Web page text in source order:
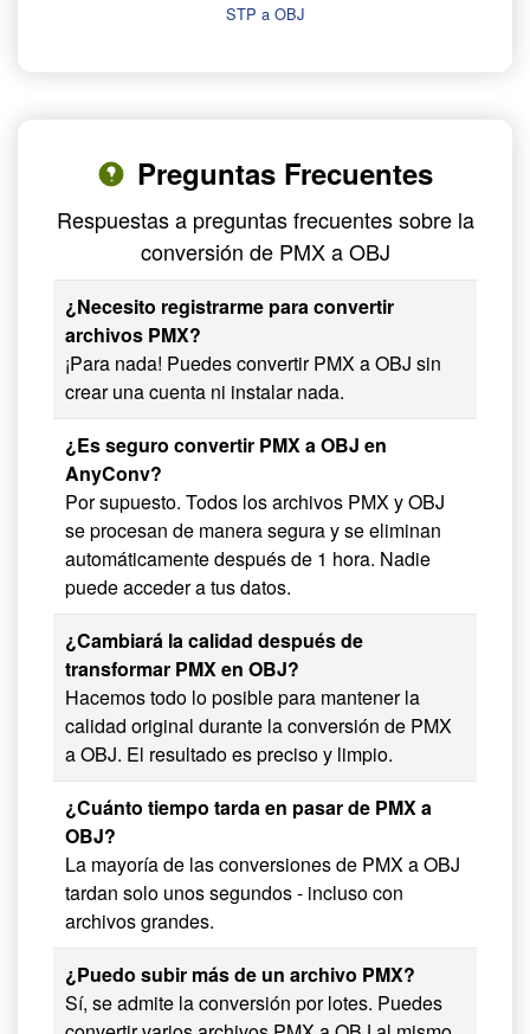
STP a OBJ
Preguntas Frecuentes
Respuestas a preguntas frecuentes sobre la
conversión de PMX a OBJ
¿Necesito registrarme para convertir
archivos PMX?
¡Para nada! Puedes convertir PMX a OBJ sin
crear una cuenta ni instalar nada.
¿Es seguro convertir PMX a OBJ en
AnyConv?
Por supuesto. Todos los archivos PMX y OBJ
se procesan de manera segura y se eliminan
automáticamente después de 1 hora. Nadie
puede acceder a tus datos.
¿Cambiará la calidad después de
transformar PMX en OBJ?
Hacemos todo lo posible para mantener la
calidad original durante la conversión de PMX
a OBJ. El resultado es preciso y limpio.
¿Cuánto tiempo tarda en pasar de PMX a
OBJ?
La mayoría de las conversiones de PMX a OBJ
tardan solo unos segundos - incluso con
archivos grandes.
¿Puedo subir más de un archivo PMX?
Sí, se admite la conversión por lotes. Puedes